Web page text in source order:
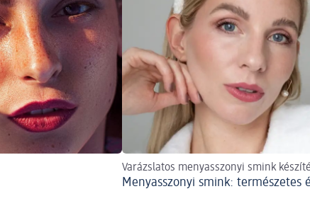
Varázslatos menyasszonyi smink
Menyasszonyi smink: természetes